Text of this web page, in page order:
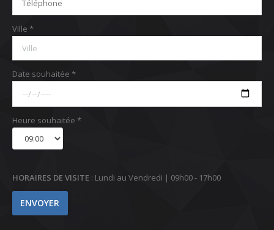
Ville *
Date souhaitée *
Heure souhaitée *
HORAIRES DE VISITE : Lundi au Vendredi | 09h00 - 17h00